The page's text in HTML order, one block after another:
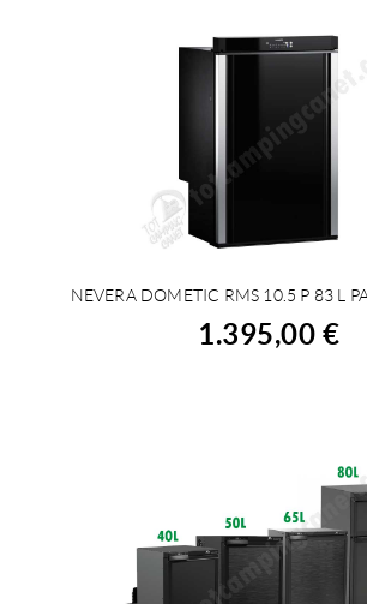
COMPRAR
NEVERA DOMETIC RMS 10.5 P 83 L
1.395,00 €